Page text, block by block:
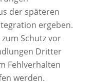
der späteren
ergeben.
Schutz vor
Dritter
Fehlverhalten
werden.